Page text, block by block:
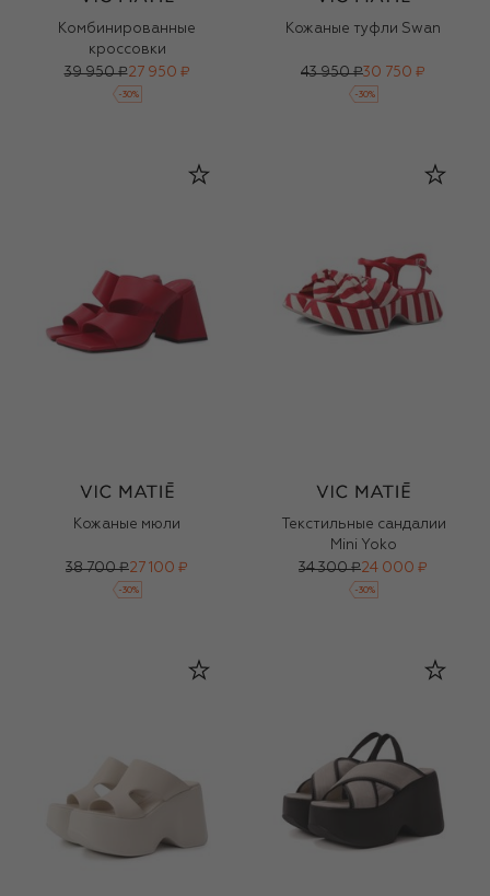
Комбинированные
кроссовки
39 950 ₽27 950 ₽
-30%
Кожаные туфли Swan
43 950 ₽30 750 ₽
-30%
Кожаные мюли
38 700 ₽27 100 ₽
-30%
Текстильные сандалии
Mini Yoko
34 300 ₽24 000 ₽
-30%